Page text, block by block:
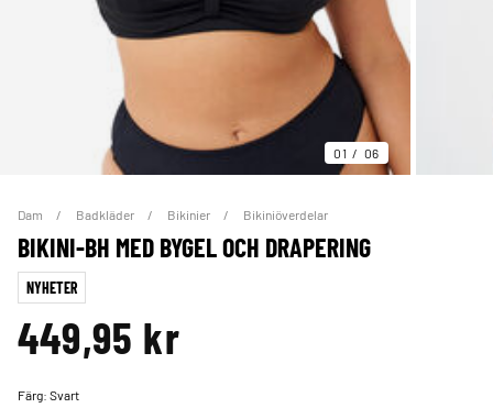
01 06
Dam Badkläder Bikinier Bikiniöverdelar
BIKINI-BH MED BYGEL OCH DRAPERING
NYHETER
449,95 kr
Färg:Svart